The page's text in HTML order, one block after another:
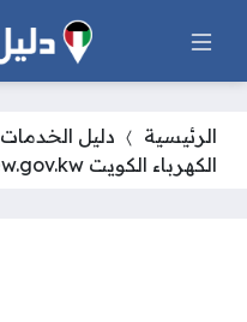
الرئيسية دليل الخدمات
الكهرباء الكويت smportal.mew.gov.kw